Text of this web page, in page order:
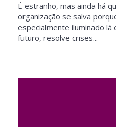
É estranho, mas ainda há
organização se salva
especialmente iluminado lá
futuro, resolve crises...